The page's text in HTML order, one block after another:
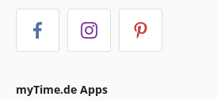
myTime.de Apps